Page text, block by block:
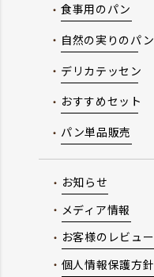
食事用のパン
自然の実りのパン
デリカテッセン
おすすめセット
パン単品販売
お知らせ
メディア情報
お客様のレビュー
個人情報保護方針